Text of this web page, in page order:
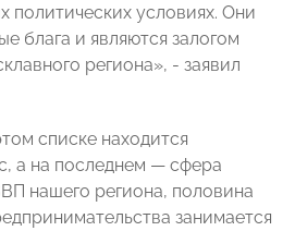
политических условиях. Они
блага и являются залогом
региона», - заявил
списке находится
а на последнем — сфера
нашего региона, половина
занимается